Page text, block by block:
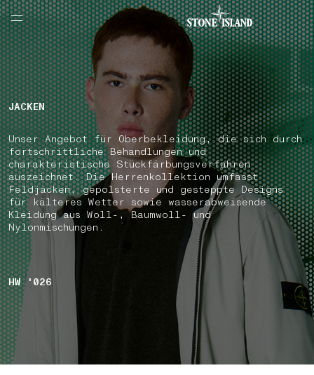
NAVIGATION.ARIA.GOTOMAINCONTENT
LABEL.SHOPPINGCOUNTRY ÖSTERREICH
JACKEN
Unser Angebot für Oberbekleidung, die sich durch
fortschrittliche Behandlungen und
charakteristische Stückfärbungsverfahren
auszeichnet. Die Herrenkollektion umfasst
Feldjacken, gepolsterte und gesteppte Designs
für kälteres Wetter sowie wasserabweisende
Kleidung aus Woll-, Baumwoll- und
Nylonmischungen.
HW '026